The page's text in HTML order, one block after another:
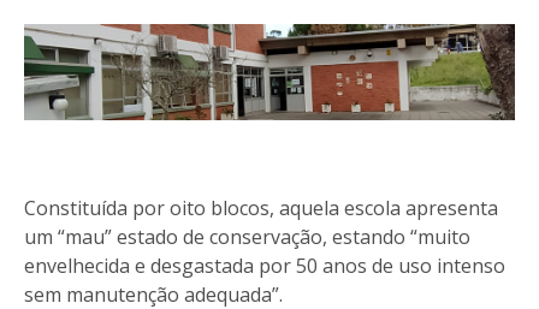
Constituída por oito blocos, aquela escola apresenta
um “mau” estado de conservação, estando “muito
envelhecida e desgastada por 50 anos de uso intenso
sem manutenção adequada”.